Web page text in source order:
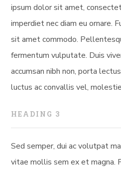
ipsum dolor sit amet,
imperdiet nec diam eu ornare.
sit amet commodo.
fermentum vulputate. Duis
accumsan nibh non, porta
luctus ac convallis vel,
HEADING 3
Sed semper, dui ac volutpat
vitae mollis sem ex et magna.